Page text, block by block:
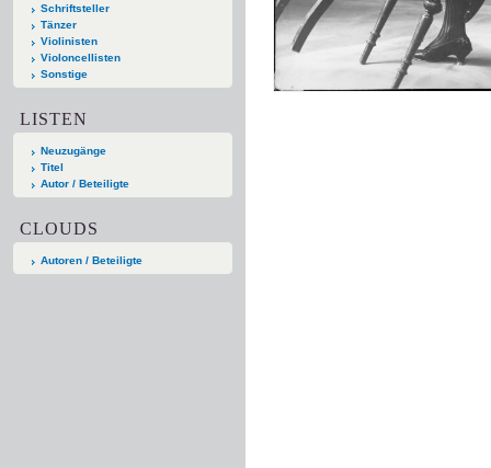
Schriftsteller
Tänzer
Violinisten
Violoncellisten
Sonstige
LISTEN
Neuzugänge
Titel
Autor / Beteiligte
CLOUDS
Autoren / Beteiligte